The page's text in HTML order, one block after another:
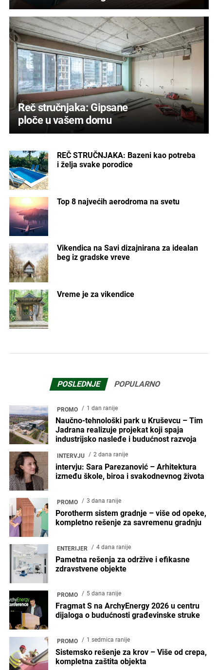
Reč stručnjaka: Gipsane
ploče u vašem domu
REČ STRUČNJAKA: Bazeni kao potreba
i želja svake porodice
Top 8 najvećih aerodroma na svetu
Vikendica na Savi dizajnirana za idealan
beg iz gradske vreve
Vreme je za vikendice
POSLEDNJE POPULARNO
PROMO 1 dan ranije
Naučno-tehnološki park u Kruševcu – Tim
Jadrana realizuje projekat koji spaja
industrijsko nasleđe i budućnost razvoja
INTERVJU 2 dana ranije
intervju: Sara Parezanović – Arhitektura
između škole, biroa i svakodnevnog života
PROMO 3 dana ranije
Porotherm sistem gradnje – više od opeke,
kompletno rešenje za savremenu gradnju
ENTERIJER 4 dana ranije
Pametna rešenja za održive i efikasne
zdravstvene objekte
PROMO 5 dana ranije
Fragmat S na ArchyEnergy 2026 u centru
dijaloga o budućnosti građevinske struke
PROMO 1 sedmica ranije
Sistemsko rešenje za krov – Više od crepa,
kompletna zaštita objekta